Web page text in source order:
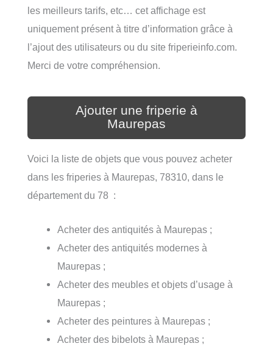
les meilleurs tarifs, etc… cet affichage est
uniquement présent à titre d’information grâce à
l’ajout des utilisateurs ou du site friperieinfo.com.
Merci de votre compréhension.
Ajouter une friperie à
Maurepas
Voici la liste de objets que vous pouvez acheter
dans les friperies à Maurepas, 78310, dans le
département du 78 :
Acheter des antiquités à Maurepas ;
Acheter des antiquités modernes à
Maurepas ;
Acheter des meubles et objets d’usage à
Maurepas ;
Acheter des peintures à Maurepas ;
Acheter des bibelots à Maurepas ;